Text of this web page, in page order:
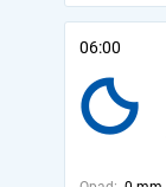
06:00